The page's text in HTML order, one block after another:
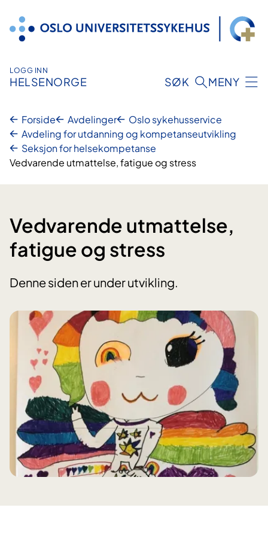
innhold
LOGG INN
HELSENORGE SØK MENY
Forside Avdelinger
Oslo sykehusservice
Avdeling for utdanning og kompetanseutvikling
Seksjon for helsekompetanse
Vedvarende utmattelse, fatigue og stress
Vedvarende utmattelse,
fatigue og stress
Denne siden er under utvikling.